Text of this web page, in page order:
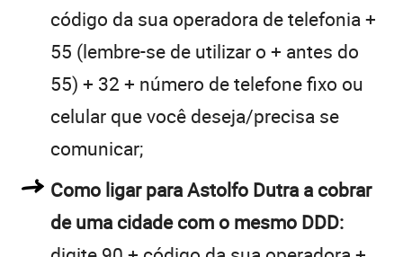
código da sua operadora de telefonia +
55 (lembre-se de utilizar o + antes do
55) + 32 + número de telefone fixo ou
celular que você deseja/precisa se
comunicar;
Como ligar para Astolfo Dutra a cobrar
de uma cidade com o mesmo DDD: